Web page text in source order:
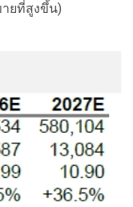
ยที่สูงขึ้น)